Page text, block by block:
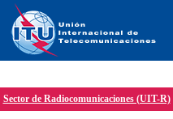
Sector de Radiocomunicaciones (UIT-R)